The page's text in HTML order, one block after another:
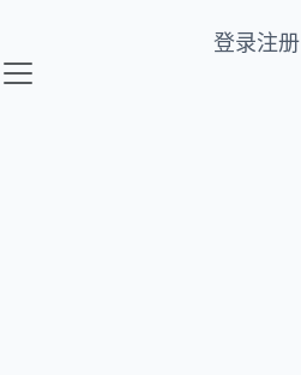
登录注册